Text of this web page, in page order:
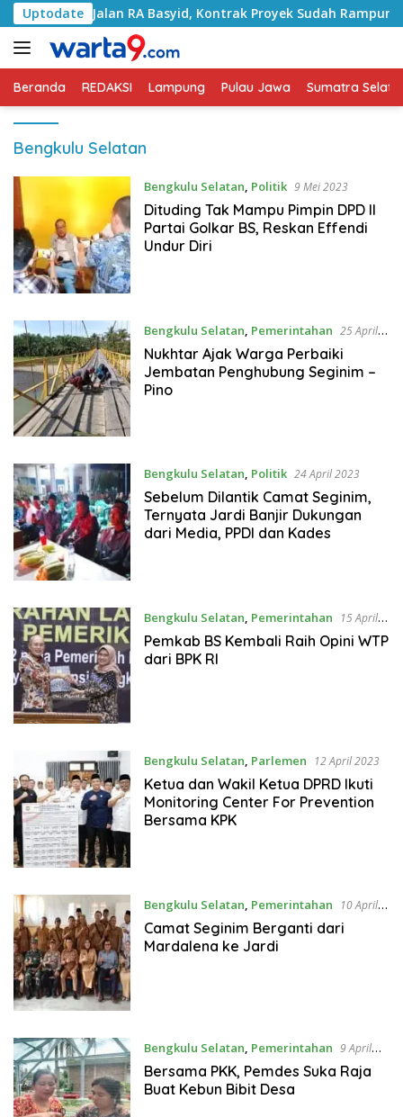
Langsung
ke
konten
Uptodate
Jalan RA Basyid, Kontrak Proyek Sudah Rampung
Beranda REDAKSI Lampung Pulau Jawa Sumatra
Bengkulu Selatan
Bengkulu Selatan, Politik 9 Mei 2023
Dituding Tak Mampu Pimpin DPD II
Partai Golkar BS, Reskan Effendi
Undur Diri
Bengkulu Selatan Pemerintahan 25 April
2023
Nukhtar Ajak Warga Perbaiki
Jembatan Penghubung Seginim –
Pino
Bengkulu Selatan, Politik 24 April 2023
Sebelum Dilantik Camat Seginim,
Ternyata Jardi Banjir Dukungan
dari Media, PPDI dan Kades
Bengkulu Selatan, Pemerintahan
15 April
2023
Pemkab BS Kembali Raih Opini WTP
dari BPK RI
Bengkulu Selatan, Parlemen 12 April 2023
Ketua dan Wakil Ketua DPRD Ikuti
Monitoring Center For Prevention
Bersama KPK
Bengkulu Selatan, Pemerintahan
10 April
2023
Camat Seginim Berganti dari
Mardalena ke Jardi
Bengkulu Selatan, Pemerintahan 9 April
2023
Bersama PKK, Pemdes Suka Raja
Buat Kebun Bibit Desa